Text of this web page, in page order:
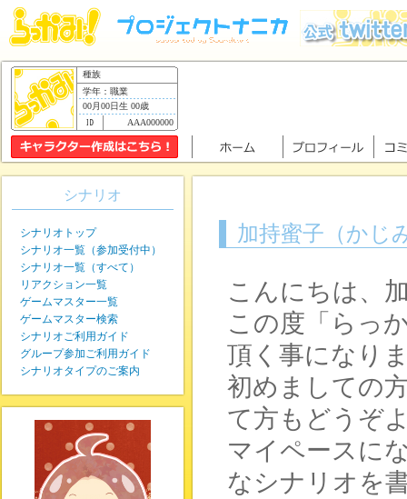
種族
学年：職業
00月00日生 00歳
AAA000000
加持蜜子（かじ
こんにちは、
この度「らっ
頂く事になり
初めましての
て方もどうぞ
マイペースに
なシナリオを
シナリオ
シナリオトップ
シナリオ一覧（参加受付中）
シナリオ一覧（すべて）
リアクション一覧
ゲームマスター一覧
ゲームマスター検索
シナリオご利用ガイド
グループ参加ご利用ガイド
シナリオタイプのご案内